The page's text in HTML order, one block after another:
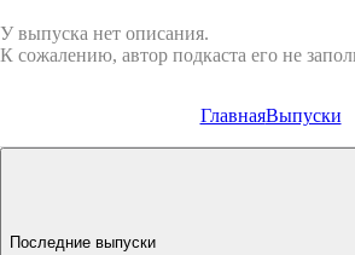
У выпуска нет описания.
К сожалению, автор подкаста его не
ГлавнаяВыпуски
Последние выпуски